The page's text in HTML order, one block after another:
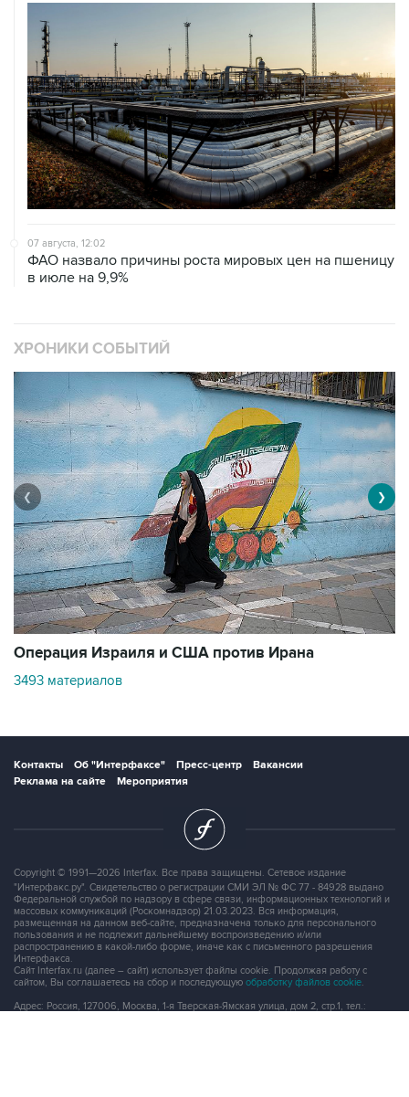
07 августа, 12:02
ФАО назвало причины роста мировых цен на пшеницу
в июле на 9,9%
ХРОНИКИ СОБЫТИЙ
Операция Израиля и США против Ирана
3493 материалов
❮ ❯
Контакты Об "Интерфаксе" Пресс-центр
Вакансии
Реклама на сайте
Мероприятия
Copyright © 1991—2026 Interfax. Все права защищены. Сетевое издание
"Интерфакс.ру". Свидетельство о регистрации СМИ ЭЛ № ФС 77 - 84928 выдано
Федеральной службой по надзору в сфере связи, информационных технологий и
массовых коммуникаций (Роскомнадзор) 21.03.2023. Вся информация,
размещенная на данном веб-сайте, предназначена только для персонального
пользования и не подлежит дальнейшему воспроизведению и/или
распространению в какой-либо форме, иначе как с письменного разрешения
Интерфакса.
Сайт Interfax.ru (далее – сайт) использует файлы cookie. Продолжая работу с
сайтом, Вы соглашаетесь на сбор и последующую обработку файлов cookie.
Адрес: Россия, 127006, Москва, 1-я Тверская-Ямская улица, дом 2, стр.1, тел.: